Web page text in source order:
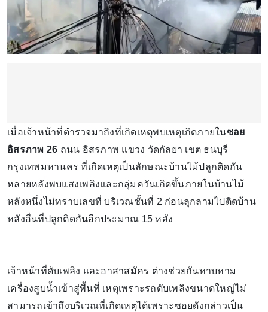
เมื่อเจ้าหน้าที่ตำรวจมาถึงที่เกิดเหตุพบเหตุเกิดภายในซอย
อิสรภาพ 26 ถนน อิสรภาพ แขวง วัดกัลยา เขต ธนบุรี
กรุงเทพมหานคร ที่เกิดเหตุเป็นลักษณะบ้านไม้ปลูกติดกัน
หลายหลังพบแสงเพลิงและกลุ่มควันเกิดขึ้นภายในบ้านไม้
หลังหนึ่งไม่ทราบเลขที่ บริเวณชั้นที่ 2 ก่อนลุกลามไปติดบ้าน
หลังอื่นที่ปลูกติดกันอีกประมาณ 15 หลัง
เจ้าหน้าที่ดับเพลิง และอาสาสมัคร ต่างช่วยกันหาบหาม
เครื่องสูบน้ำเข้าสู่พื้นที่ เหตุเพราะรถดับเพลิงขนาดใหญ่ไม่
สามารถเข้าถึงบริเวณที่เกิดเหตุได้เพราะซอยดังกล่าวเป็น